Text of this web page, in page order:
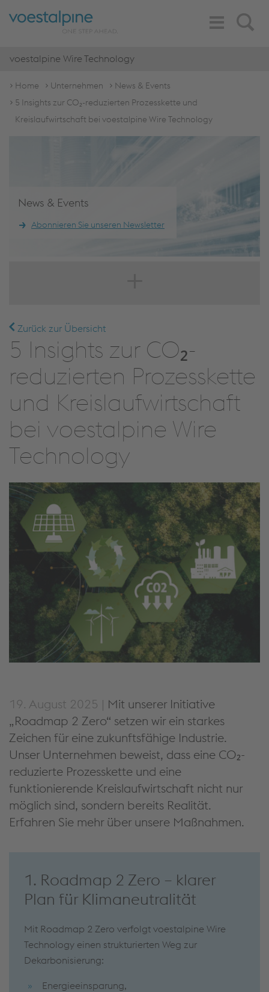
Search
Toggle
Navigation
voestalpine Wire Technology
Home Unternehmen
News & Events
5 Insights zur CO₂-reduzierten Prozesskette und
Kreislaufwirtschaft bei voestalpine Wire Technology
News & Events
Abonnieren Sie unseren Newsletter
Zurück zur Übersicht
5 Insights zur CO₂-
reduzierten Prozesskette
und Kreislaufwirtschaft
bei voestalpine Wire
Technology
19. August 2025 | Mit unserer Initiative
„Roadmap 2 Zero“ setzen wir ein starkes
Zeichen für eine zukunftsfähige Industrie.
Unser Unternehmen beweist, dass eine CO₂-
reduzierte Prozesskette und eine
funktionierende Kreislaufwirtschaft nicht nur
möglich sind, sondern bereits Realität.
Erfahren Sie mehr über unsere Maßnahmen.
1. Roadmap 2 Zero – klarer
Plan für Klimaneutralität
Mit Roadmap 2 Zero verfolgt voestalpine Wire
Technology einen strukturierten Weg zur
Dekarbonisierung:
Energieeinsparung,